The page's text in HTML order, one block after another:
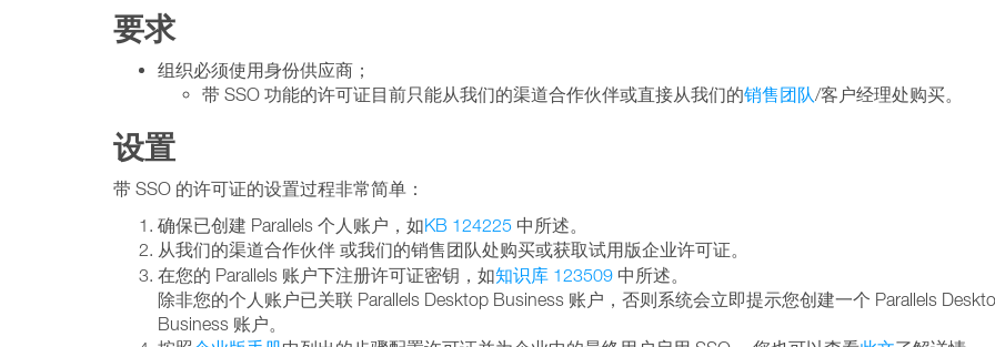
要求
组织必须使用身份供应商；
带 SSO 功能的许可证目前只能从我们的渠道合作伙伴或直接从我们的销售团队/客户经理处购买。
设置
带 SSO 的许可证的设置过程非常简单：
确保已创建 Parallels 个人账户，如KB 124225 中所述。
从我们的渠道合作伙伴 或我们的销售团队处购买或获取试用版企业许可证。
在您的 Parallels 账户下注册许可证密钥，如知识库 123509 中所述。
除非您的个人账户已关联 Parallels Desktop Business 账户，否则系统会立即提示您创建一个 Parallels
Business 账户。